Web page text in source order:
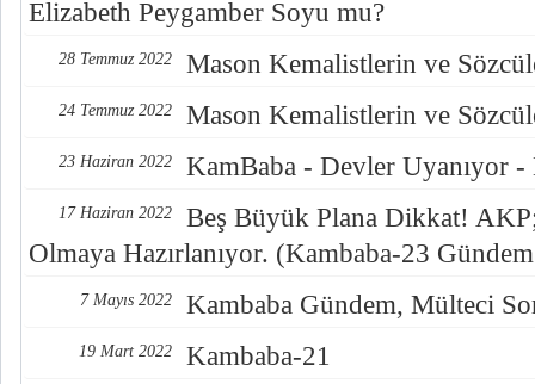
Elizabeth Peygamber Soyu mu?
28 Temmuz 2022 Mason Kemalistlerin ve
24 Temmuz 2022 Mason Kemalistlerin ve
23 Haziran 2022 KamBaba - Devler Uyanıyor
17 Haziran 2022
Beş Büyük Plana Dikkat!
Olmaya Hazırlanıyor. (Kambaba-23
7 Mayıs 2022 Kambaba Gündem, Mülteci
19 Mart 2022 Kambaba-21